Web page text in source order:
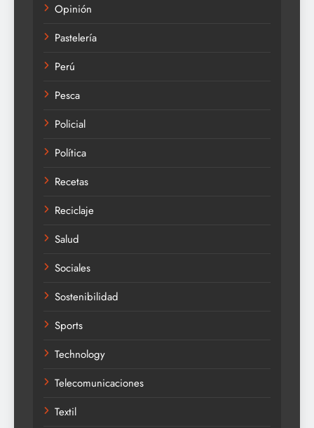
Opinión
Pastelería
Perú
Pesca
Policial
Política
Recetas
Reciclaje
Salud
Sociales
Sostenibilidad
Sports
Technology
Telecomunicaciones
Textil